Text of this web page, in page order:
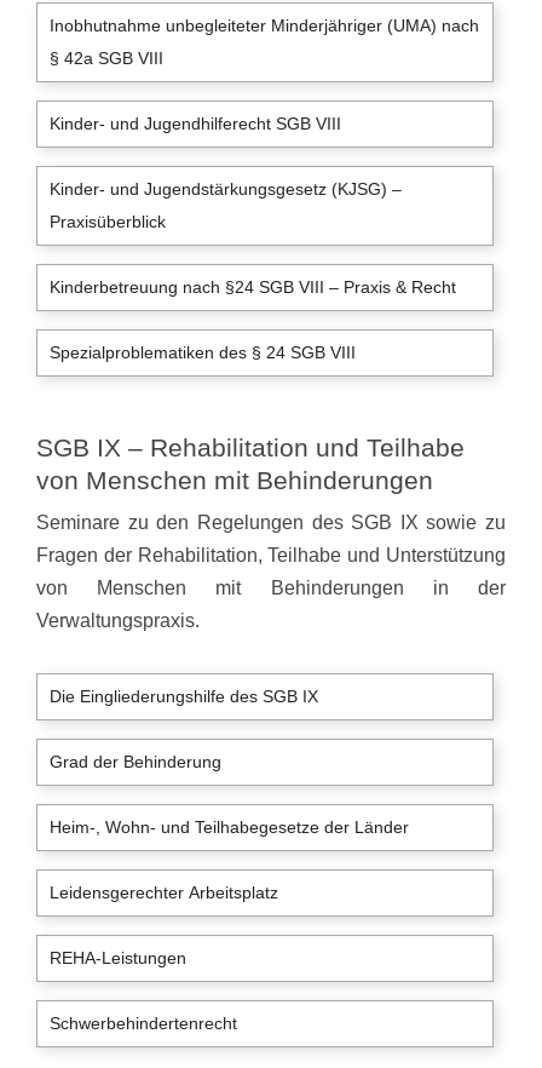
Inobhutnahme unbegleiteter Minderjähriger (UMA) nach
§ 42a SGB VIII
Kinder- und Jugendhilferecht SGB VIII
Kinder- und Jugendstärkungsgesetz (KJSG) –
Praxisüberblick
Kinderbetreuung nach §24 SGB VIII – Praxis & Recht
Spezialproblematiken des § 24 SGB VIII
SGB IX – Rehabilitation und Teilhabe
von Menschen mit Behinderungen
Seminare zu den Regelungen des SGB IX sowie zu
Fragen der Rehabilitation, Teilhabe und Unterstützung
von Menschen mit Behinderungen in der
Verwaltungspraxis.
Die Eingliederungshilfe des SGB IX
Grad der Behinderung
Heim-, Wohn- und Teilhabegesetze der Länder
Leidensgerechter Arbeitsplatz
REHA-Leistungen
Schwerbehindertenrecht